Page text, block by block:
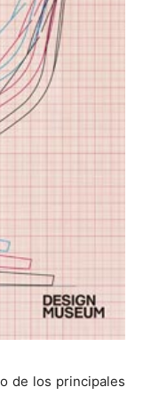
de los principales